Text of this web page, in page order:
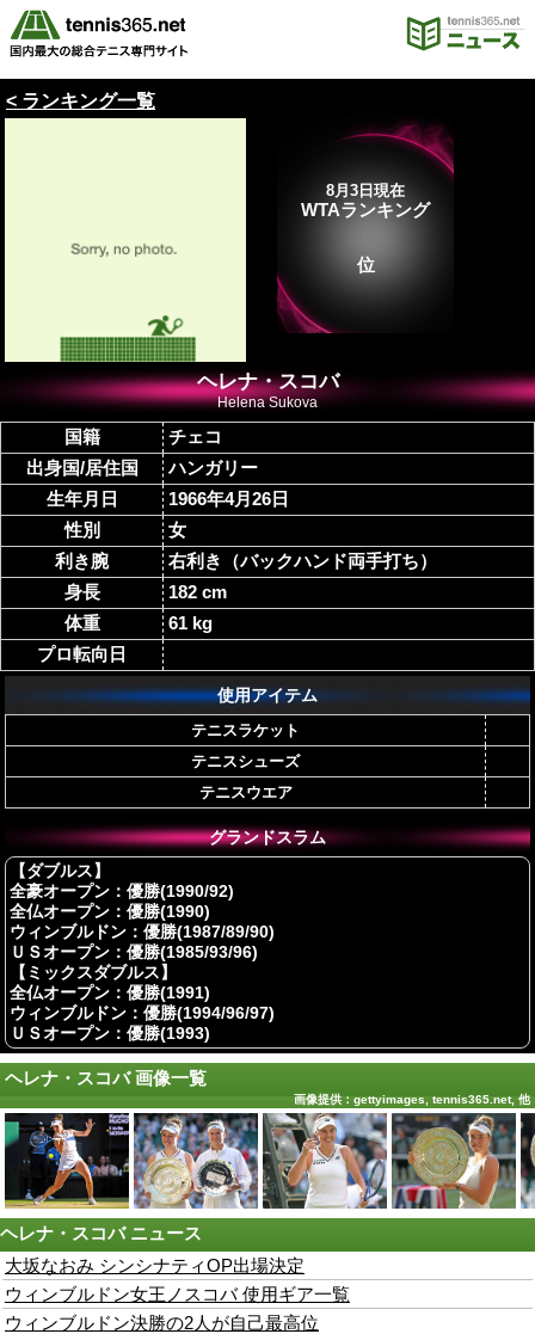
< ランキング一覧
8月3日現在
WTAランキング
位
ヘレナ・スコバ
Helena Sukova
国籍
チェコ
出身国/居住国
ハンガリー
生年月日
1966年4月26日
性別
女
利き腕
右利き（バックハンド両手打ち）
身長
182 cm
体重
61 kg
プロ転向日
使用アイテム
テニスラケット
テニスシューズ
テニスウエア
グランドスラム
【ダブルス】
全豪オープン：優勝(1990/92)
全仏オープン：優勝(1990)
ウィンブルドン：優勝(1987/89/90)
ＵＳオープン：優勝(1985/93/96)
【ミックスダブルス】
全仏オープン：優勝(1991)
ウィンブルドン：優勝(1994/96/97)
ＵＳオープン：優勝(1993)
ヘレナ・スコバ 画像一覧
画像提供：gettyimages, tennis365.net, 他
ヘレナ・スコバニュース
大坂なおみ シンシナティOP出場決定
ウィンブルドン女王ノスコバ 使用ギア一覧
ウィンブルドン決勝の2人が自己最高位